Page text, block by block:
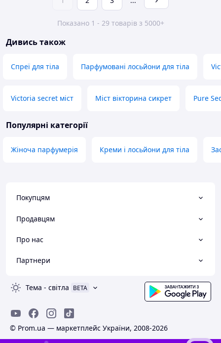
Показано 1 - 29 товарів з 5000+
Дивись також
Спреї для тіла Парфумовані лосьйони для тіла
Victoria secret міст Міст вікторина сикрет Pure
Популярні категорії
Жіноча парфумерія Креми і лосьйони для тіла
Покупцям
Продавцям
Про нас
Партнери
Тема - світла BETA
© Prom.ua — маркетплейс України, 2008-2026